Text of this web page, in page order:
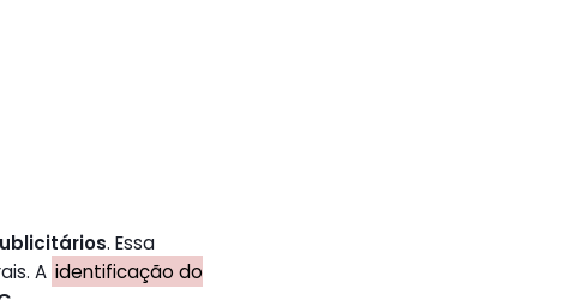
. Essa
A identificação do